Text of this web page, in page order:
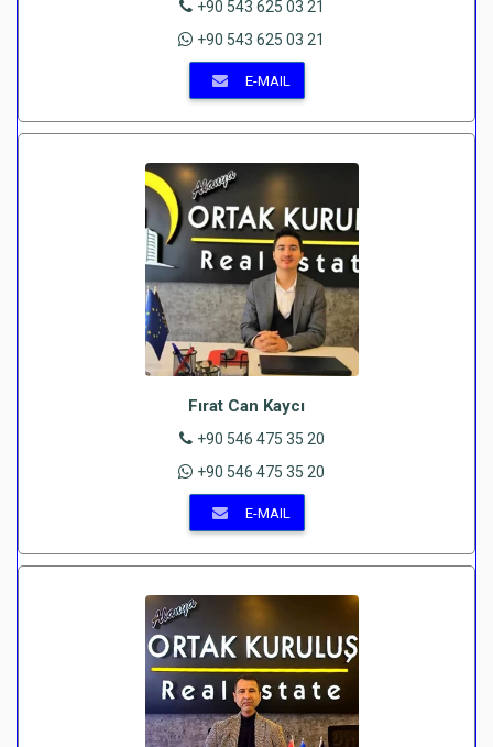
+90 543 625 03 21
+90 543 625 03 21
E-MAIL
Fırat Can Kaycı
+90 546 475 35 20
+90 546 475 35 20
E-MAIL